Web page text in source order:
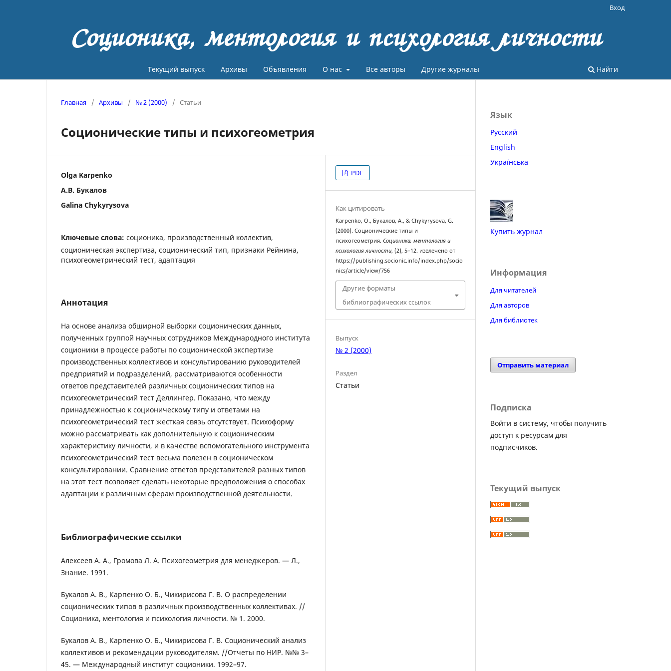
Соционика, ментология и психология личности
Текущий выпуск Архивы Объявления О нас Все авторы Другие журналы Найти
Вход
Главная / Архивы / № 2 (2000) / Статьи
Соционические типы и психогеометрия
Olga Karpenko
А.В. Букалов
Galina Chykyrysova
Ключевые слова: соционика, производственный коллектив,
соционическая экспертиза, соционический тип, признаки Рейнина,
психогеометрический тест, адаптация
Аннотация
На основе анализа обширной выборки соционических данных,
полученных группой научных сотрудников Международного института
соционики в процессе работы по соционической экспертизе
производственных коллективов и консультированию руководителей
предприятий и подразделений, рассматриваются особенности
ответов представителей различных соционических типов на
психогеометрический тест Деллингер. Показано, что между
принадлежностью к соционическому типу и ответами на
психогеометрический тест жесткая связь отсутствует. Психоформу
можно рассматривать как дополнительную к соционическим
характеристику личности, и в качестве вспомогательного инструмента
психогеометрический тест весьма полезен в соционическом
консультировании. Сравнение ответов представителей разных типов
на этот тест позволяет сделать некоторые предположения о способах
адаптации к различным сферам производственной деятельности.
Библиографические ссылки
Алексеев А. А., Громова Л. А. Психогеометрия для менеджеров. — Л.,
Знание. 1991.
Букалов А. В., Карпенко О. Б., Чикирисова Г. В. О распределении
соционических типов в различных производственных коллективах. //
Соционика, ментология и психология личности. № 1. 2000.
Букалов А. В., Карпенко О. Б., Чикирисова Г. В. Соционический анализ
коллективов и рекомендации руководителям. //Отчеты по НИР. №№ 3–
45. — Международный институт соционики. 1992–97.
PDF
Как цитировать
Karpenko, O., Букалов, А., & Chykyrysova, G.
(2000). Соционические типы и
психогеометрия.Соционика, ментология и
психология личности, (2), 5–12. извлечено от
https://publishing.socionic.info/index.php/socio
nics/article/view/756
Другие форматы
библиографических ссылок
Выпуск
№ 2 (2000)
Раздел
Статьи
Язык
Русский
English
Українська
Купить журнал
Информация
Для читателей
Для авторов
Для библиотек
Отправить материал
Подписка
Войти в систему, чтобы получить
доступ к ресурсам для
подписчиков.
Текущий выпуск